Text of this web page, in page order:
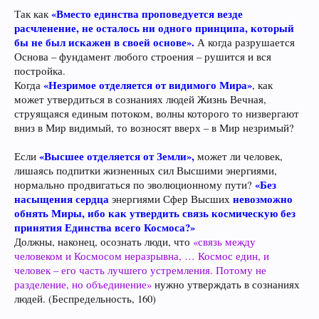
Так как«Вместо единства проповедуется везде
расчленение, не осталось ни одного принципа, который
бы не был искажен в своей основе». А когда разрушается
Основа – фундамент любого строения – рушится и вся
постройка.
Когда «Незримое отделяется от видимого Мира», как
может утвердиться в сознаниях людей Жизнь Вечная,
струящаяся единым потоком, волны которого то низвергают
вниз в Мир видимый, то возносят вверх – в Мир незримый?
Если «Высшее отделяется от Земли», может ли человек,
лишаясь подпитки жизненных сил Высшими энергиями,
нормально продвигаться по эволюционному пути? «Без
насыщения сердца энергиями Сфер Высших невозможно
обнять Миры, ибо как утвердить связь космическую без
принятия Единства всего Космоса?»
Должны, наконец, осознать люди, что «связь между
человеком и Космосом неразрывна, … Космос един, и
человек – его часть лучшего устремления. Потому не
разделение, но объединение» нужно утверждать в сознаниях
людей. (Беспредельность, 160)